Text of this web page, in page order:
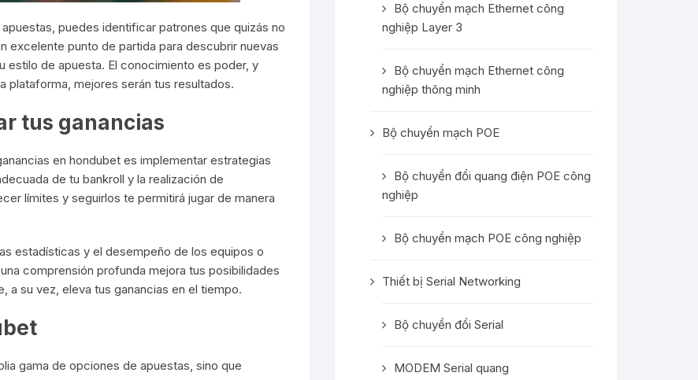
puedes identificar patrones que quizás no
excelente punto de partida para descubrir nuevas
estilo de apuesta. El conocimiento es poder, y
plataforma, mejores serán tus resultados.
tus ganancias
en hondubet es implementar estrategias
de tu bankroll y la realización de
límites y seguirlos te permitirá jugar de manera
estadísticas y el desempeño de los equipos o
comprensión profunda mejora tus posibilidades
a su vez, eleva tus ganancias en el tiempo.
gama de opciones de apuestas, sino que
Bộ chuyển mạch Ethernet công
nghiệp Layer 3
Bộ chuyển mạch Ethernet công
nghiệp thông minh
Bộ chuyển mạch POE
Bộ chuyển đổi quang điện POE công
nghiệp
Bộ chuyển mạch POE công nghiệp
Thiết bị Serial Networking
Bộ chuyển đổi Serial
MODEM Serial quang